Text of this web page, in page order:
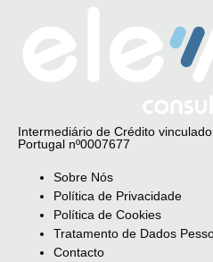
Intermediário de Crédito
Portugal nº0007677
Sobre Nós
Política de Privacidade
Política de Cookies
Tratamento de Dados
Contacto